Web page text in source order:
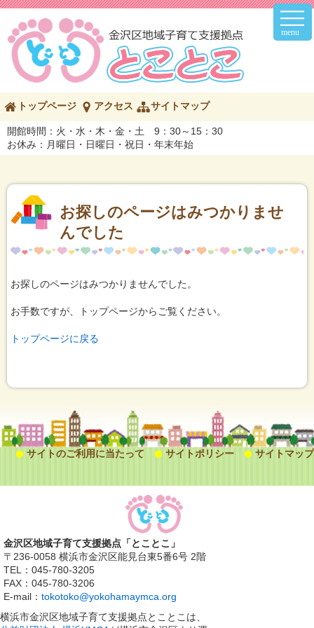
メ
メ
の
ペ
ー
ジ
容
トップページ アクセス サイトマップ
開館時間：火・水・木・金・土 9：30～15：30
お休み：月曜日・日曜日・祝日・年末年始
お探しのページはみつかりませ
んでした
お探しのページはみつかりませんでした。
お手数ですが、トップページからご覧ください。
トップページに戻る
サイトのご利用に当たって サイトポリシー サイトマップ
金沢区地域子育て支援拠点「とことこ」
〒236-0058 横浜市金沢区能見台東5番6号 2階
TEL：045-780-3205
FAX：045-780-3206
E-mail： tokotoko@yokohamaymca.org
横浜市金沢区地域子育て支援拠点とことこは、